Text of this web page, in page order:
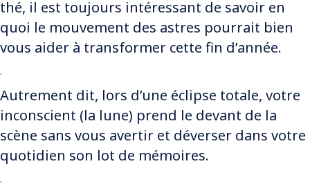
thé, il est toujours intéressant de savoir en
quoi le mouvement des astres pourrait bien
vous aider à transformer cette fin d’année.
.
Autrement dit, lors d’une éclipse totale, votre
inconscient (la lune) prend le devant de la
scène sans vous avertir et déverser dans votre
quotidien son lot de mémoires.
.